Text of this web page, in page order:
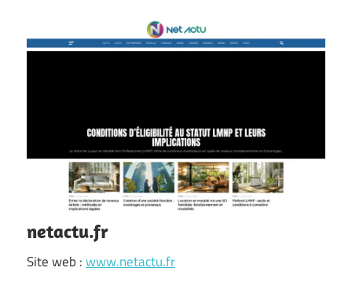
netactu.fr
Site web :www.netactu.fr